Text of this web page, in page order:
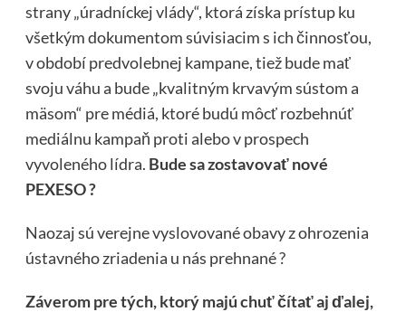
strany „úradníckej vlády“, ktorá získa prístup ku
všetkým dokumentom súvisiacim s ich činnosťou,
v období predvolebnej kampane, tiež bude mať
svoju váhu a bude „kvalitným krvavým sústom a
mäsom“ pre médiá, ktoré budú môcť rozbehnúť
mediálnu kampaň proti alebo v prospech
vyvoleného lídra. Bude sa zostavovať nové
PEXESO ?
Naozaj sú verejne vyslovované obavy z ohrozenia
ústavného zriadenia u nás prehnané ?
Záverom pre tých, ktorý majú chuť čítať aj ďalej,